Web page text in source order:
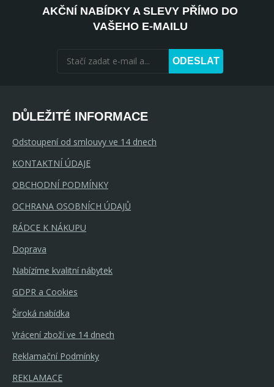
AKČNÍ NABÍDKY A SLEVY PŘÍMO DO
VAŠEHO E-MAILU
ODESLAT
DŮLEŽITÉ INFORMACE
Odstoupení od smlouvy ve 14 dnech
KONTAKTNÍ ÚDAJE
OBCHODNÍ PODMÍNKY
OCHRANA OSOBNÍCH ÚDAJŮ
RÁDCE K NÁKUPU
Doprava
Nabízíme kvalitní nábytek
GDPR a Cookies
Široká nabídka
Vrácení zboží ve 14 dnech
Reklamační Podmínky
REKLAMACE